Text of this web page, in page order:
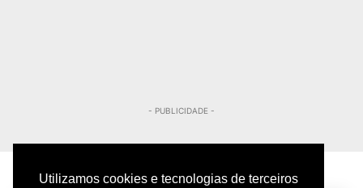
Utilizamos cookies e tecnologias de terceiros
- PUBLICIDADE -